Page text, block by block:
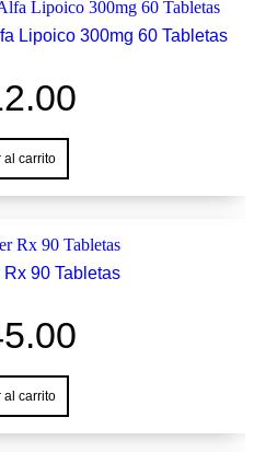
Lipoico 300mg 60 Tabletas
al carrito
Rx 90 Tabletas
al carrito